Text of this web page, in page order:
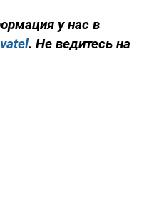
у нас в
. Не ведитесь на